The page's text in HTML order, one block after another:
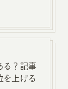
る？記事
を上げる